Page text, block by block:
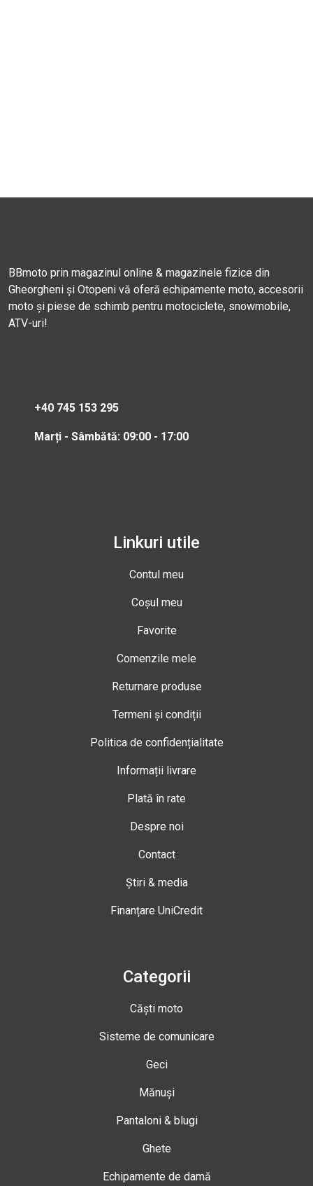
BBmoto prin magazinul online & magazinele fizice din
Gheorgheni și Otopeni vă oferă echipamente moto, accesorii
moto și piese de schimb pentru motociclete, snowmobile,
ATV-uri!
+40 745 153 295
Marți - Sâmbătă: 09:00 - 17:00
Linkuri utile
Contul meu
Coșul meu
Favorite
Comenzile mele
Returnare produse
Termeni și condiții
Politica de confidențialitate
Informații livrare
Plată în rate
Despre noi
Contact
Știri & media
Finanțare UniCredit
Categorii
Căști moto
Sisteme de comunicare
Geci
Mănuși
Pantaloni & blugi
Ghete
Echipamente de damă